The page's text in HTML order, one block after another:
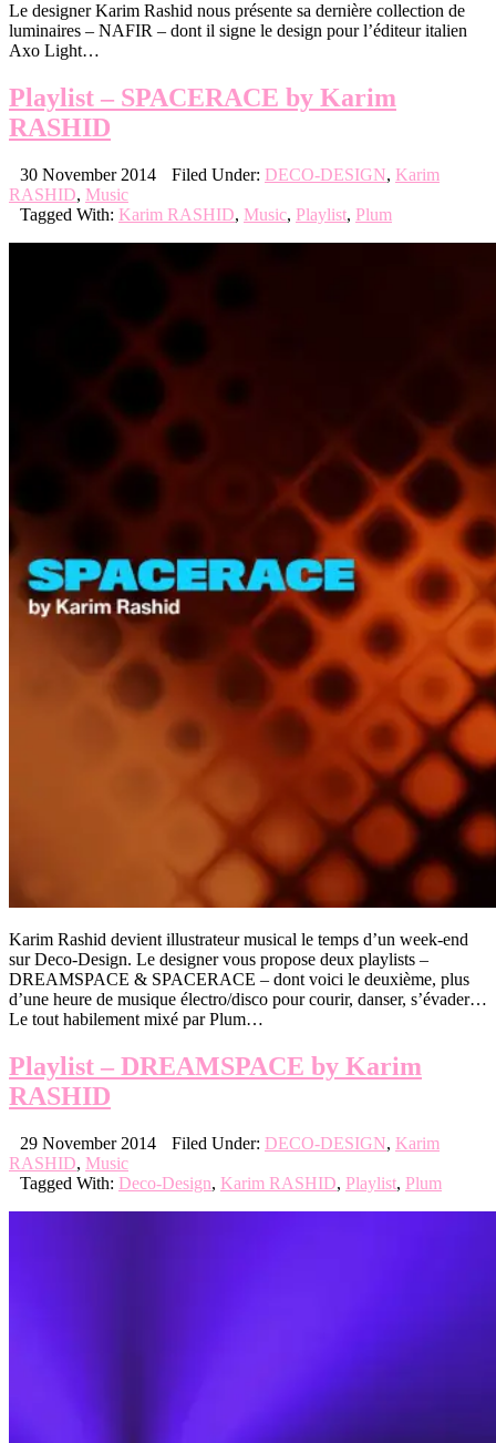
Le designer Karim Rashid nous présente sa dernière collection de
luminaires – NAFIR – dont il signe le design pour l’éditeur italien
Axo Light…
Playlist – SPACERACE by Karim
RASHID
30 November 2014 Filed Under: DECO-DESIGN, Karim
RASHID, Music
Tagged With: Karim RASHID, Music, Playlist, Plum
Karim Rashid devient illustrateur musical le temps d’un week-end
sur Deco-Design. Le designer vous propose deux playlists –
DREAMSPACE & SPACERACE – dont voici le deuxième, plus
d’une heure de musique électro/disco pour courir, danser, s’évader…
Le tout habilement mixé par Plum…
Playlist – DREAMSPACE by Karim
RASHID
29 November 2014 Filed Under: DECO-DESIGN, Karim
RASHID, Music
Tagged With: Deco-Design, Karim RASHID, Playlist, Plum